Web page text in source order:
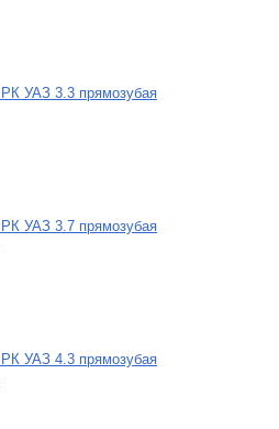
УАЗ 3.3 прямозубая
УАЗ 3.7 прямозубая
УАЗ 4.3 прямозубая